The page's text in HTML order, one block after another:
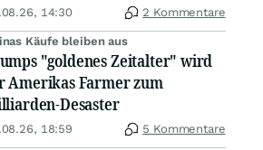
14:30 2 Kommentare
Käufe bleiben aus
"goldenes Zeitalter" wird
Amerikas Farmer zum
Desaster
18:59 5 Kommentare